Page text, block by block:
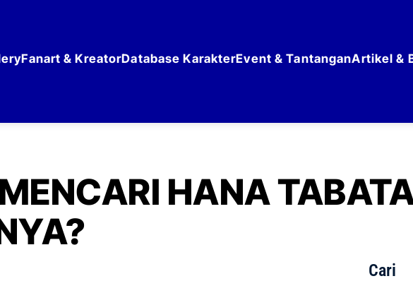
Fanart & KreatorDatabase KarakterEvent & TantanganArtikel &
HANA
Cari